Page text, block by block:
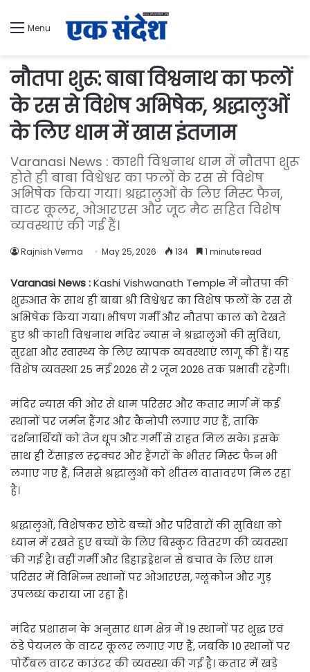
Menu
नौतपा शुरू: बाबा विश्वनाथ का फलों
के रस से विशेष अभिषेक, श्रद्धालुओं
के लिए धाम में खास इंतजाम
Varanasi News : काशी विश्वनाथ धाम में नौतपा शुरू
होते ही बाबा विश्वेश्वर का फलों के रस से विशेष
अभिषेक किया गया। श्रद्धालुओं के लिए मिस्ट फैन,
वाटर कूलर, ओआरएस और जूट मैट सहित विशेष
व्यवस्थाएं की गई हैं।
Rajnish Verma May 25, 2026 134 1 minute read
Varanasi News :Kashi Vishwanath Temple में नौतपा की
शुरुआत के साथ ही बाबा श्री विश्वेश्वर का विशेष फलों के रस से
अभिषेक किया गया। भीषण गर्मी और नौतपा काल को देखते
हुए श्री काशी विश्वनाथ मंदिर न्यास ने श्रद्धालुओं की सुविधा,
सुरक्षा और स्वास्थ्य के लिए व्यापक व्यवस्थाएं लागू की हैं। यह
विशेष व्यवस्था 25 मई 2026 से 2 जून 2026 तक प्रभावी रहेगी।
मंदिर न्यास की ओर से धाम परिसर और कतार मार्ग में कई
स्थानों पर जर्मन हैंगर और कैनोपी लगाए गए हैं, ताकि
दर्शनार्थियों को तेज धूप और गर्मी से राहत मिल सके। इसके
साथ ही टेंसाइल स्ट्रक्चर और हैंगरों के भीतर मिस्ट फैन भी
लगाए गए हैं, जिससे श्रद्धालुओं को शीतल वातावरण मिल रहा
है।
श्रद्धालुओं, विशेषकर छोटे बच्चों और परिवारों की सुविधा को
ध्यान में रखते हुए बच्चों के लिए बिस्कुट वितरण की व्यवस्था
की गई है। वहीं गर्मी और डिहाइड्रेशन से बचाव के लिए धाम
परिसर में विभिन्न स्थानों पर ओआरएस, ग्लूकोज और गुड़
उपलब्ध कराया जा रहा है।
मंदिर प्रशासन के अनुसार धाम क्षेत्र में 19 स्थानों पर शुद्ध एवं
ठंडे पेयजल के वाटर कूलर लगाए गए हैं, जबकि 10 स्थानों पर
पोर्टेबल वाटर काउंटर की व्यवस्था की गई है। कतार में खड़े